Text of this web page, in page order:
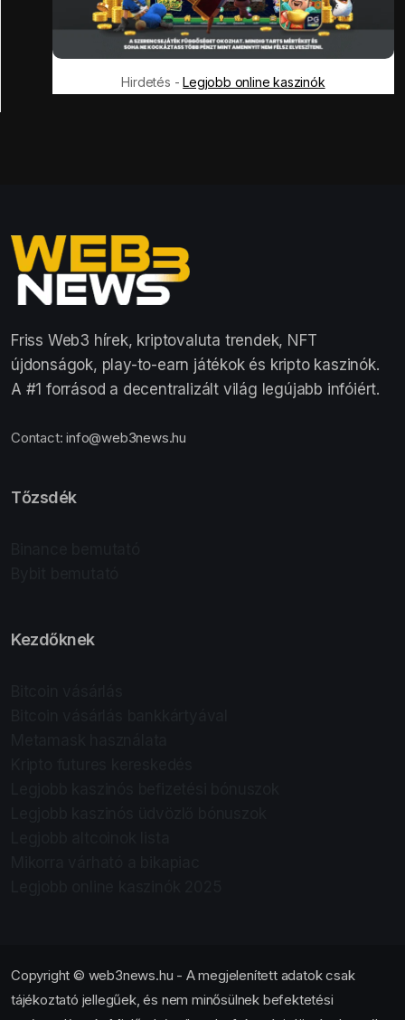
Hirdetés -Legjobb online kaszinók
Friss Web3 hírek, kriptovaluta trendek, NFT
újdonságok, play-to-earn játékok és kripto kaszinók.
A #1 forrásod a decentralizált világ legújabb infóiért.
Contact:info@web3news.hu
Tőzsdék
Kezdőknek
Copyright © web3news.hu - A megjelenített adatok csak
tájékoztató jellegűek, és nem minősülnek befektetési